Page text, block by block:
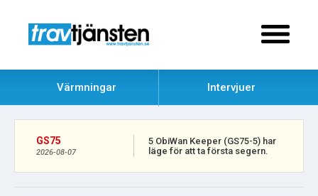
Värmningar Intervjuer
GS75
2026-08-07
5 ObiWan Keeper (GS75-5) har
läge för att ta första segern.